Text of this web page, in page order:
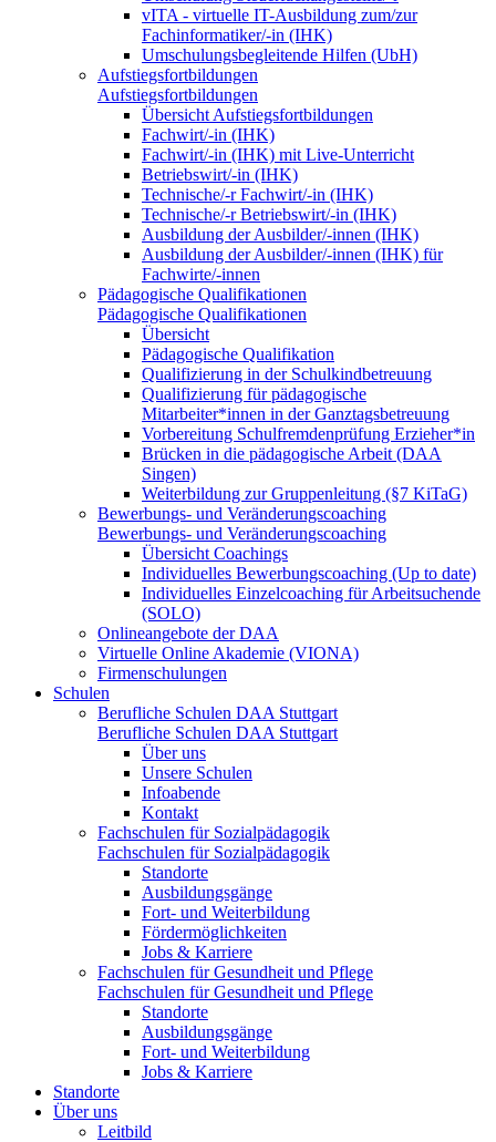
vITA - virtuelle IT-Ausbildung zum/zur
Fachinformatiker/-in (IHK)
Umschulungsbegleitende Hilfen (UbH)
Aufstiegsfortbildungen
Aufstiegsfortbildungen
Übersicht Aufstiegsfortbildungen
Fachwirt/-in (IHK)
Fachwirt/-in (IHK) mit Live-Unterricht
Betriebswirt/-in (IHK)
Technische/-r Fachwirt/-in (IHK)
Technische/-r Betriebswirt/-in (IHK)
Ausbildung der Ausbilder/-innen (IHK)
Ausbildung der Ausbilder/-innen (IHK) für
Fachwirte/-innen
Pädagogische Qualifikationen
Pädagogische Qualifikationen
Übersicht
Pädagogische Qualifikation
Qualifizierung in der Schulkindbetreuung
Qualifizierung für pädagogische
Mitarbeiter*innen in der Ganztagsbetreuung
Vorbereitung Schulfremdenprüfung Erzieher*in
Brücken in die pädagogische Arbeit (DAA
Singen)
Weiterbildung zur Gruppenleitung (§7 KiTaG)
Bewerbungs- und Veränderungscoaching
Bewerbungs- und Veränderungscoaching
Übersicht Coachings
Individuelles Bewerbungscoaching (Up to date)
Individuelles Einzelcoaching für Arbeitsuchende
(SOLO)
Onlineangebote der DAA
Virtuelle Online Akademie (VIONA)
Firmenschulungen
Schulen
Berufliche Schulen DAA Stuttgart
Berufliche Schulen DAA Stuttgart
Über uns
Unsere Schulen
Infoabende
Kontakt
Fachschulen für Sozialpädagogik
Fachschulen für Sozialpädagogik
Standorte
Ausbildungsgänge
Fort- und Weiterbildung
Fördermöglichkeiten
Jobs & Karriere
Fachschulen für Gesundheit und Pflege
Fachschulen für Gesundheit und Pflege
Standorte
Ausbildungsgänge
Fort- und Weiterbildung
Jobs & Karriere
Standorte
Über uns
Leitbild